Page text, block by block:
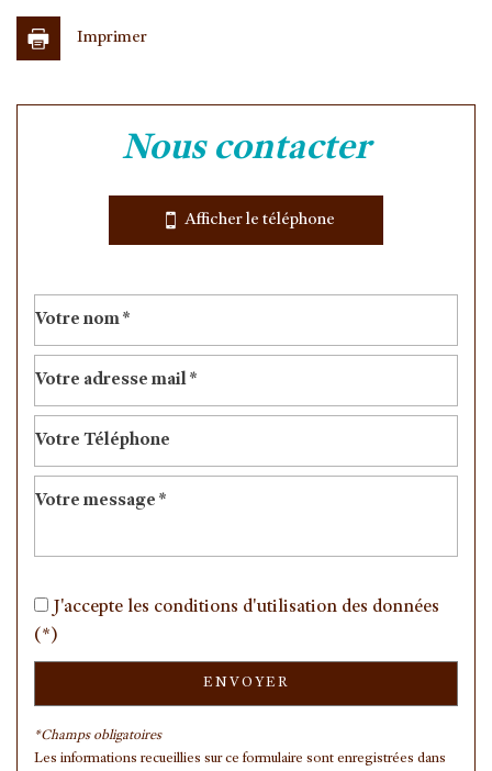
Bureau de poste
statistiques
Nombre d'habitants 21 104
Habitants de moins de 25 ans
Habitants de plus de 55 ans
Nombre d'enfants par famille
Familles sans enfant 46,29 %
Imprimer
nous contacter
Afficher le téléphone
J'accepte les conditions d'utilisation des données
(*)
ENVOYER
*Champs obligatoires
Les informations recueillies sur ce formulaire sont enregistrées dans